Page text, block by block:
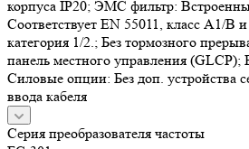
корпуса IP20; ЭМС фильтр:
Соответствует EN 55011, класс A1/B
категория 1/2.; Без тормозного
панель местного управления
Силовые опции: Без доп. устройства
ввода кабеля
Серия преобразователя частоты